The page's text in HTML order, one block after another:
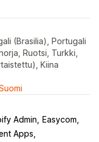
(Brasilia), Portugali
Ruotsi, Turkki,
Kiina
Admin
Easycom
Apps